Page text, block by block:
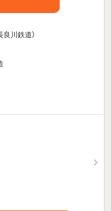
良川鉄道）